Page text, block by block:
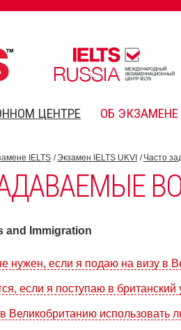
ЦЕНТРЕ ОБ ЭКЗАМЕНЕ
IELTS Экзамен IELTS UKVI Часто
and Immigration
нужен, если я подаю на визу в
если я поступаю в
Великобританию использовать